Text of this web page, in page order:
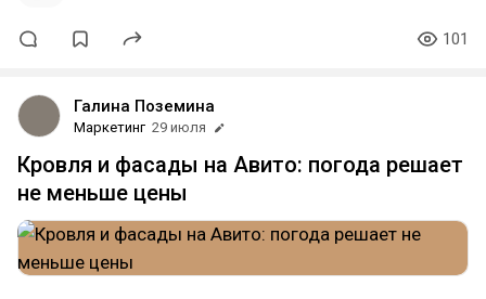
101
Галина Поземина
Маркетинг 29 июля
Кровля и фасады на Авито: погода решает
не меньше цены